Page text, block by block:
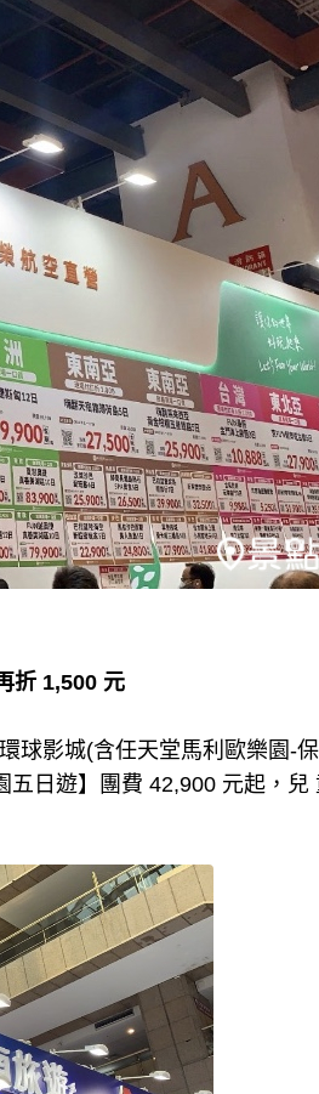
折 1,500 元
球影城(含任天堂馬利歐樂園-
日遊】團費 42,900 元起，兒